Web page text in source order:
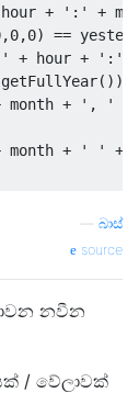
hour + ':' +
,0,0) ==
' + hour + ':'
getFullYear())
month + ', '
month + ' ' +
බාස්
source
නවීන
/ වේලාවක්